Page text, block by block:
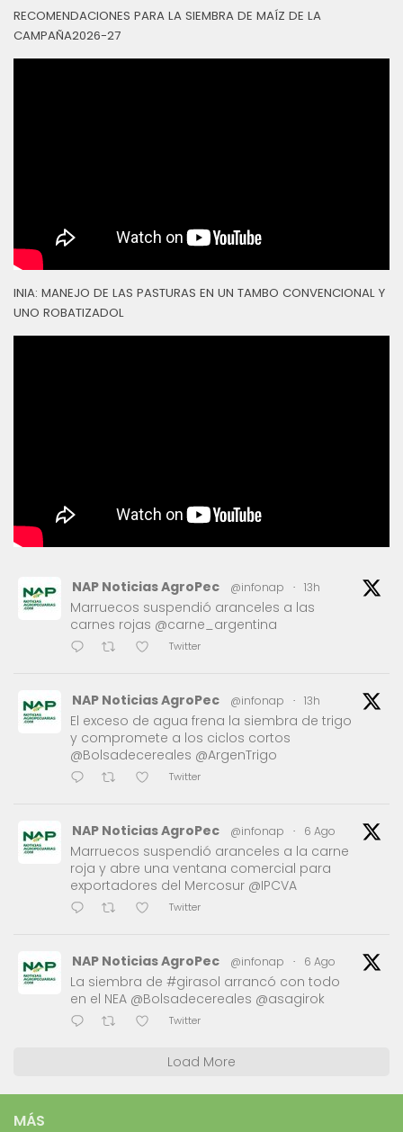
RECOMENDACIONES PARA LA SIEMBRA DE MAÍZ DE LA
CAMPAÑA2026-27
INIA: MANEJO DE LAS PASTURAS EN UN TAMBO CONVENCIONAL Y
UNO ROBATIZADOL
NAP Noticias AgroPec @infonap · 13h
Marruecos suspendió aranceles a las
carnes rojas @carne_argentina
Twitter
NAP Noticias AgroPec @infonap · 13h
El exceso de agua frena la siembra de trigo
y compromete a los ciclos cortos
@Bolsadecereales @ArgenTrigo
Twitter
NAP Noticias AgroPec @infonap · 6 Ago
Marruecos suspendió aranceles a la carne
roja y abre una ventana comercial para
exportadores del Mercosur @IPCVA
Twitter
NAP Noticias AgroPec @infonap · 6 Ago
La siembra de #girasol arrancó con todo
en el NEA @Bolsadecereales @asagirok
Twitter
Load More
MÁS